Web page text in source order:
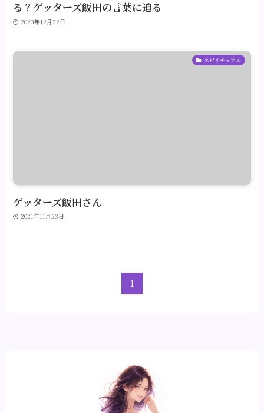
る？ゲッターズ飯田の言葉に迫る
2023年12月22日
スピリチュアル
ゲッターズ飯田さん
2021年11月23日
1